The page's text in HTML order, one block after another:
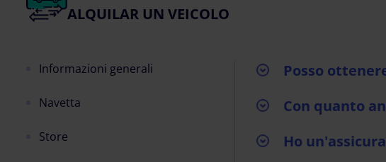
ALQUILAR UN VEICOLO
Informazioni generali
Navetta
Store
Posso
Con quanto
Ho